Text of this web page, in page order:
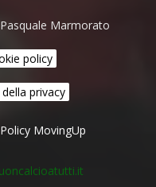
Marmorato
policy
privacy
MovingUp